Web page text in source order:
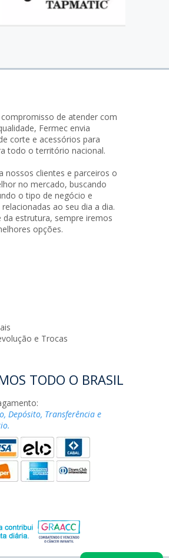
de atender com
Fermec envia
corte e acessórios para
todo o território nacional.
nossos clientes e parceiros o
no mercado, buscando
o tipo de negócio e
ao seu dia a dia.
da estrutura, sempre iremos
opções.
e Trocas
TODO O BRASIL
Depósito, Transferência e